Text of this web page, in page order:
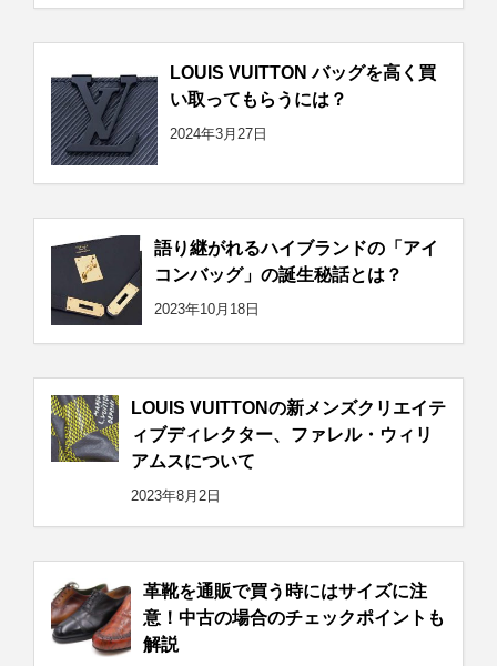
LOUIS VUITTON バッグを高く買
い取ってもらうには？
2024年3月27日
語り継がれるハイブランドの「アイ
コンバッグ」の誕生秘話とは？
2023年10月18日
LOUIS VUITTONの新メンズクリエイテ
ィブディレクター、ファレル・ウィリ
アムスについて
2023年8月2日
革靴を通販で買う時にはサイズに注
意！中古の場合のチェックポイントも
解説